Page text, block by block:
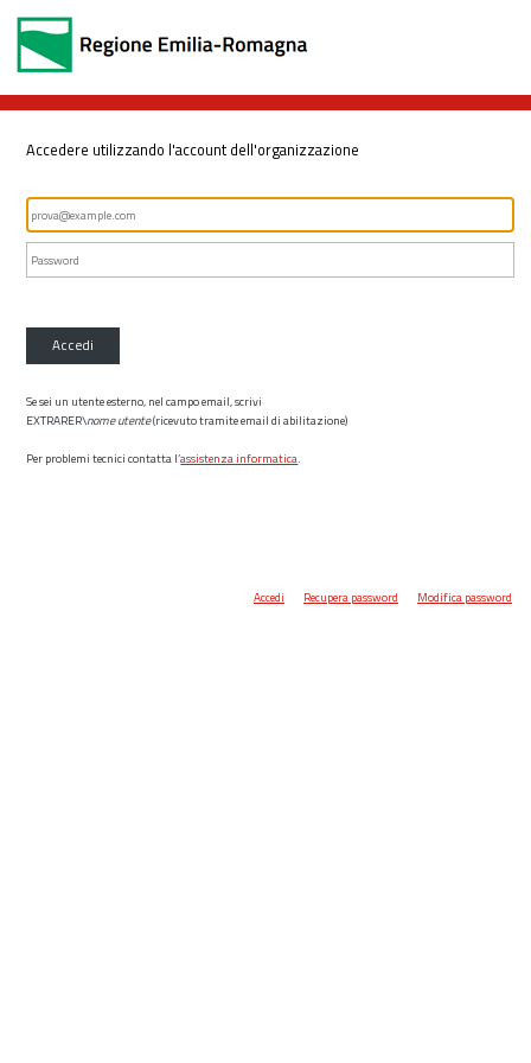
Accedere utilizzando l'account dell'organizzazione
Accedi
Se sei un utente esterno, nel campo email, scrivi
EXTRARER\nome utente(ricevuto tramite email di abilitazione)
Per problemi tecnici contatta l’assistenza informatica.
Accedi Recupera password Modifica password